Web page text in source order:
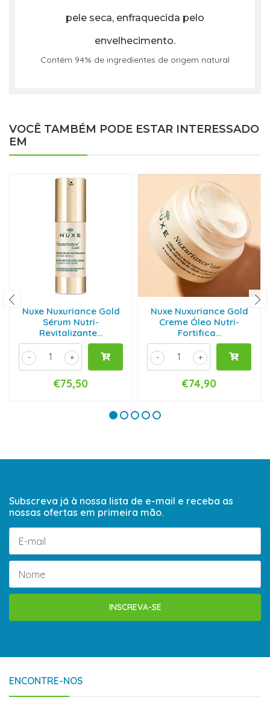
pele seca, enfraquecida pelo
envelhecimento.
Contém 94% de ingredientes de origem natural
VOCÊ TAMBÉM PODE ESTAR INTERESSADO
EM
Nuxe Nuxuriance Gold
Sérum Nutri-
Revitalizante...
+
-
€75,50
Nuxe Nuxuriance Gold
Creme Óleo Nutri-
Fortifica...
+
-
€74,90
Subscreva já à nossa lista de e-mail e receba as
nossas ofertas em primeira mão.
INSCREVA-SE
ENCONTRE-NOS